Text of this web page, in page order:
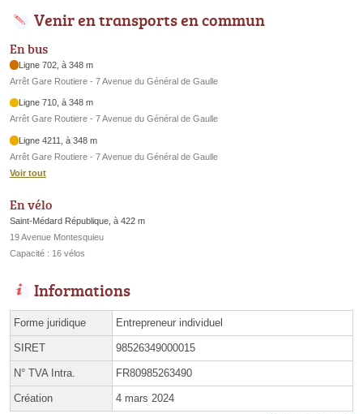
Venir en transports en commun
En bus
Ligne 702, à 348 m
Arrêt Gare Routiere - 7 Avenue du Général de Gaulle
Ligne 710, à 348 m
Arrêt Gare Routiere - 7 Avenue du Général de Gaulle
Ligne 4211, à 348 m
Arrêt Gare Routiere - 7 Avenue du Général de Gaulle
Voir tout
En vélo
Saint-Médard République, à 422 m
19 Avenue Montesquieu
Capacité : 16 vélos
Informations
Forme juridique Entrepreneur individuel
SIRET 98526349000015
N° TVA Intra. FR80985263490
Création 4 mars 2024